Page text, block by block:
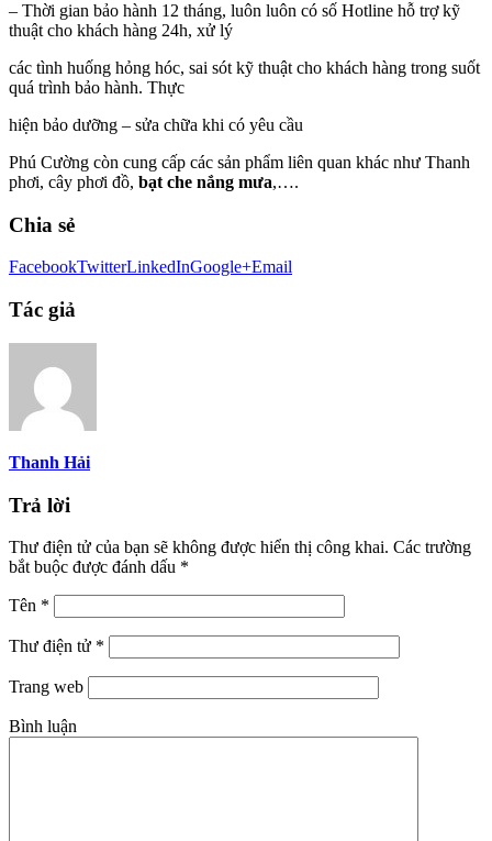
– Thời gian bảo hành 12 tháng, luôn luôn có số Hotline hỗ trợ kỹ
thuật cho khách hàng 24h, xử lý
các tình huống hỏng hóc, sai sót kỹ thuật cho khách hàng trong suốt
quá trình bảo hành. Thực
hiện bảo dưỡng – sửa chữa khi có yêu cầu
Phú Cường còn cung cấp các sản phẩm liên quan khác như Thanh
phơi, cây phơi đồ, bạt che nắng mưa,….
Chia sẻ
FacebookTwitterLinkedInGoogle+Email
Tác giả
Thanh Hải
Trả lời
Thư điện tử của bạn sẽ không được hiển thị công khai. Các trường
bắt buộc được đánh dấu *
Tên *
Thư điện tử *
Trang web
Bình luận